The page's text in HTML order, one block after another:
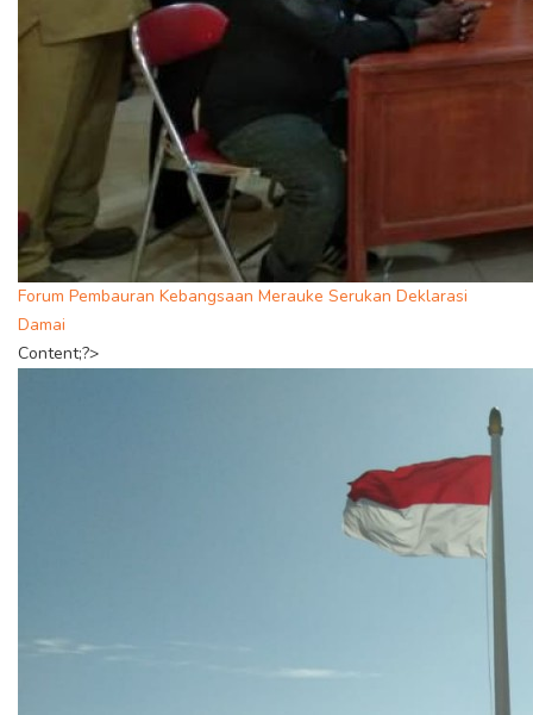
Forum Pembauran Kebangsaan Merauke Serukan Deklarasi
Damai
Content;?>